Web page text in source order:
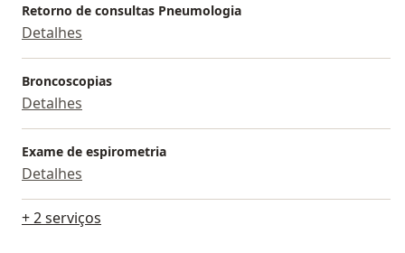
Retorno de consultas Pneumologia
Detalhes
Broncoscopias
Detalhes
Exame de espirometria
Detalhes
+ 2 serviços